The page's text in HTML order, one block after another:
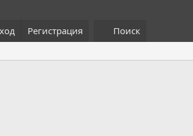
Регистрация Поиск